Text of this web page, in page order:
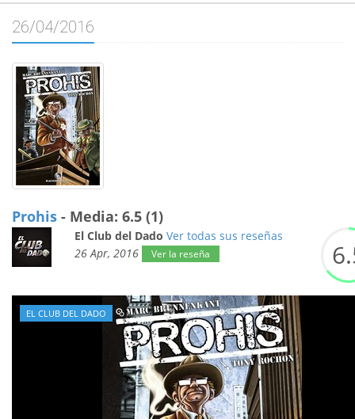
26/04/2016
Prohis - Media: 6.5 (1)
El Club del Dado Ver todas sus reseñas
26 Apr, 2016
Ver la reseña 6.
EL CLUB DEL DADO